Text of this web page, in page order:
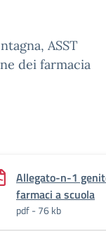
ASST
dei farmacia
Allegato-n-1
farmaci a scuola
pdf - 76 kb